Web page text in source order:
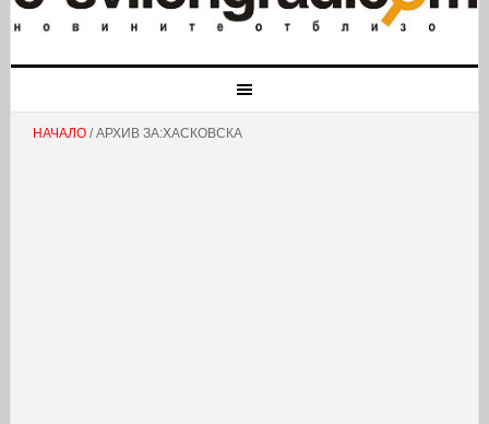
НАЧАЛО/ АРХИВ ЗА:ХАСКОВСКА